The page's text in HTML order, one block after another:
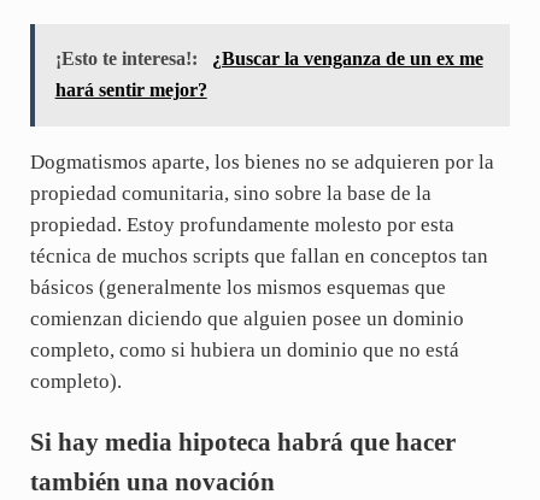
¡Esto te interesa!:
¿Buscar la venganza de un ex me
hará sentir mejor?
Dogmatismos aparte, los bienes no se adquieren por la
propiedad comunitaria, sino sobre la base de la
propiedad. Estoy profundamente molesto por esta
técnica de muchos scripts que fallan en conceptos tan
básicos (generalmente los mismos esquemas que
comienzan diciendo que alguien posee un dominio
completo, como si hubiera un dominio que no está
completo).
Si hay media hipoteca habrá que hacer
también una novación